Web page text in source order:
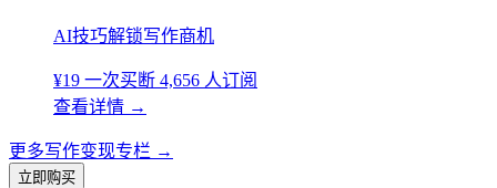
AI技巧解锁写作商机
¥19 一次买断 4,656 人订阅
查看详情 →
更多写作变现专栏 →
立即购买